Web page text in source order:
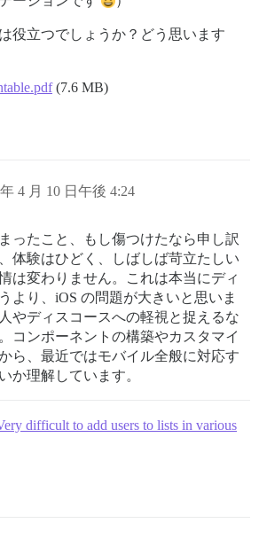
役立つでしょうか？どう思います
(7.6 MB)
4 月 10 日午後 4:24
ったこと、もし傷つけたなら申し訳
体験はひどく、しばしば苛立たしい
は変わりません。これは本当にディ
より、iOS の問題が大きいと思いま
やディスコースへの軽視と捉えるな
コンポーネントの構築やカスタマイ
ら、最近ではモバイル全般に対応す
か理解しています。
difficult to add users to lists in various